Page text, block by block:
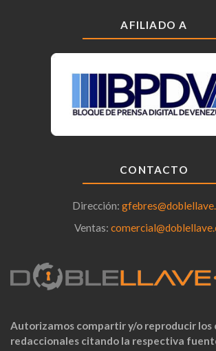
AFILIADO A
CONTACTO
Dirección:
Ventas:
Autorizamos compartir y/o reproducir los
redaccionales citando la respectiva